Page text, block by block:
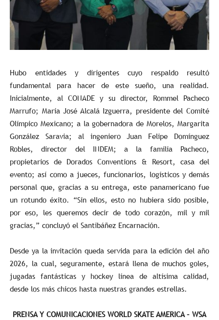
Hubo entidades y dirigentes cuyo respaldo resultó
fundamental para hacer de este sueño, una realidad.
Inicialmente, al CONADE y su director, Rommel Pacheco
Marrufo; María José Alcalá Izguerra, presidente del Comité
Olímpico Mexicano; a la gobernadora de Morelos, Margarita
González Saravia; al ingeniero Juan Felipe Domínguez
Robles, director del INDEM; a la familia Pacheco,
propietarios de Dorados Conventions & Resort, casa del
evento; así como a jueces, funcionarios, logísticos y demás
personal que, gracias a su entrega, este panamericano fue
un rotundo éxito. “Sin ellos, esto no hubiera sido posible,
por eso, les queremos decir de todo corazón, mil y mil
gracias,” concluyó el Santibáñez Encarnación.
Desde ya la invitación queda servida para la edición del año
2026, la cual, seguramente, estará llena de muchos goles,
jugadas fantásticas y hockey línea de altísima calidad,
desde los más chicos hasta nuestras grandes estrellas.
PRENSA Y COMUNICACIONES WORLD SKATE AMERICA – WSA